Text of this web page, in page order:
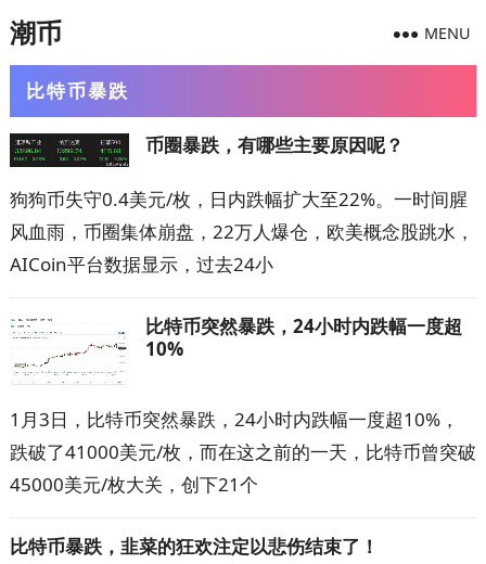
潮币 MENU
比特币暴跌
币圈暴跌，有哪些主要原因呢？
狗狗币失守0.4美元/枚，日内跌幅扩大至22%。一时间腥
风血雨，币圈集体崩盘，22万人爆仓，欧美概念股跳水，
AICoin平台数据显示，过去24小
比特币突然暴跌，24小时内跌幅一度超
10%
1月3日，比特币突然暴跌，24小时内跌幅一度超10%，
跌破了41000美元/枚，而在这之前的一天，比特币曾突破
45000美元/枚大关，创下21个
比特币暴跌，韭菜的狂欢注定以悲伤结束了！